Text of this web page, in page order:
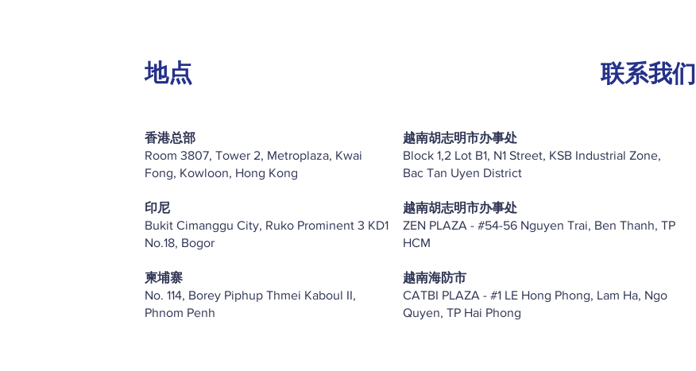
地点
香港总部
Room 3807, Tower 2, Metroplaza, Kwai
Fong, Kowloon, Hong Kong
印尼
Bukit Cimanggu City, Ruko Prominent 3 KD1
No.18, Bogor
柬埔寨
No. 114, Borey Piphup Thmei Kaboul II,
Phnom Penh
联系我们
越南胡志明市办事处
Block 1,2 Lot B1, N1 Street, KSB Industrial Zone,
Bac Tan Uyen District
越南胡志明市办事处
ZEN PLAZA - #54-56 Nguyen Trai, Ben Thanh, TP
HCM
越南海防市
CATBI PLAZA - #1 LE Hong Phong, Lam Ha, Ngo
Quyen, TP Hai Phong